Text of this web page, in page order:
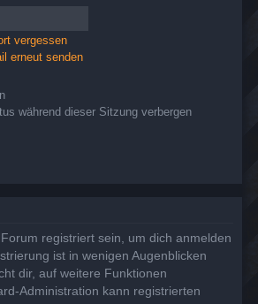
vergessen
erneut senden
während dieser Sitzung verbergen
registriert sein, um dich anmelden
ist in wenigen Augenblicken
dir, auf weitere Funktionen
Administration kann registrierten